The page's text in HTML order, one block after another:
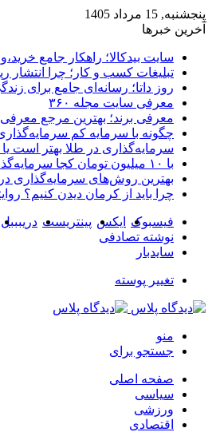
پنجشنبه, 15 مرداد 1405
آخرین خبرها
سایت بیدکالا؛ راهکار جامع
تبلیغات کسب و کار؛ چرا انتشار
روز داتا؛ رسانه‌ای جامع برای
معرفی سایت مجله ۳۶۰
معرفی برند؛ بهترین مرجع
چگونه با سرمایه کم
سرمایه‌گذاری در طلا بهتر است
با ۱۰ میلیون تومان کجا سرمایه‌گذاری کنیم؟ بررسی سودآورترین گزینه‌ها
بهترین روش‌های سرمایه‌گذاری در سال ۱۴۰۵؛ از طلا تا بورس و
چرا باید از کرمان دیدن کنیم؟
فیسبوک ایکس پینتریست دریبببل
نوشته تصادفی
سایدبار
تغییر پوسته
منو
جستجو برای
صفحه اصلی
سیاسی
ورزشی
اقتصادی